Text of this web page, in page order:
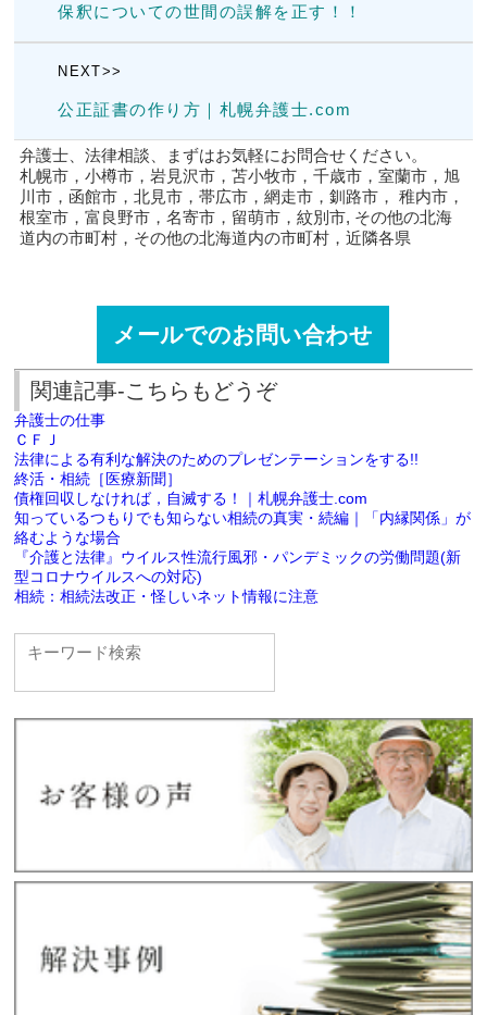
保釈についての世間の誤解を正す！！
NEXT>>
公正証書の作り方｜札幌弁護士.com
弁護士、法律相談、まずはお気軽にお問合せください。
札幌市，小樽市，岩見沢市，苫小牧市，千歳市，室蘭市，旭
川市，函館市，北見市，帯広市，網走市，釧路市， 稚内市，
根室市，富良野市，名寄市，留萌市，紋別市, その他の北海
道内の市町村，その他の北海道内の市町村，近隣各県
メールでのお問い合わせ
関連記事-こちらもどうぞ
弁護士の仕事
ＣＦＪ
法律による有利な解決のためのプレゼンテーションをする!!
終活・相続［医療新聞］
債権回収しなければ，自滅する！｜札幌弁護士.com
知っているつもりでも知らない相続の真実・続編｜「内縁関係」が
絡むような場合
『介護と法律』ウイルス性流行風邪・パンデミックの労働問題(新
型コロナウイルスへの対応)
相続：相続法改正・怪しいネット情報に注意